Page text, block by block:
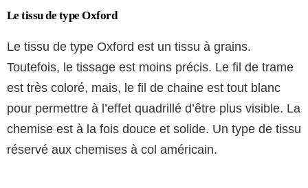
Le tissu de type Oxford
Le tissu de type Oxford est un tissu à grains.
Toutefois, le tissage est moins précis. Le fil de trame
est très coloré, mais, le fil de chaine est tout blanc
pour permettre à l’effet quadrillé d’être plus visible. La
chemise est à la fois douce et solide. Un type de tissu
réservé aux chemises à col américain.